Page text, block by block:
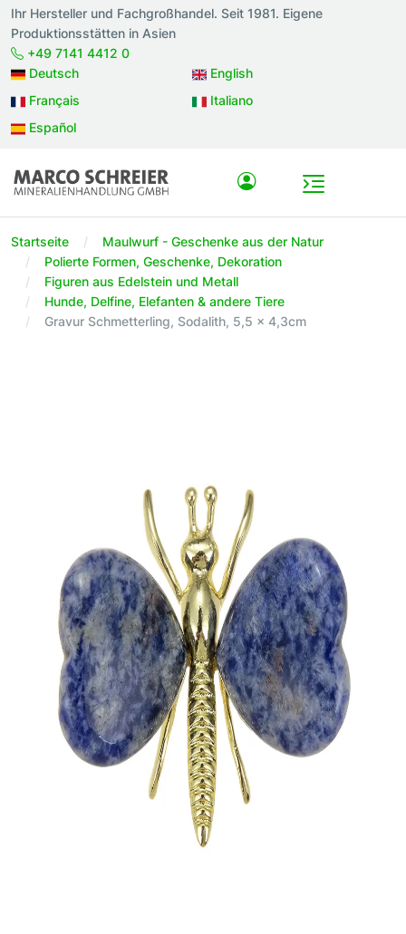
Ihr Hersteller und Fachgroßhandel. Seit 1981. Eigene
Produktionsstätten in Asien
+49 7141 4412 0
Deutsch
English
Français
Italiano
Español
Startseite
Maulwurf - Geschenke aus der Natur
Polierte Formen, Geschenke, Dekoration
Figuren aus Edelstein und Metall
Hunde, Delfine, Elefanten & andere Tiere
Gravur Schmetterling, Sodalith, 5,5 x 4,3cm